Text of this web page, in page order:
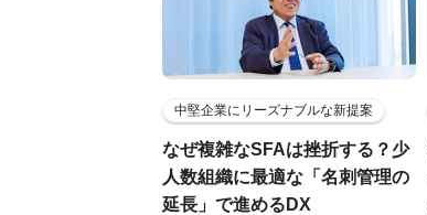
中堅企業にリーズナブルな新提案
なぜ複雑なSFAは挫折する？少
人数組織に最適な「名刺管理の
延長」で進めるDX